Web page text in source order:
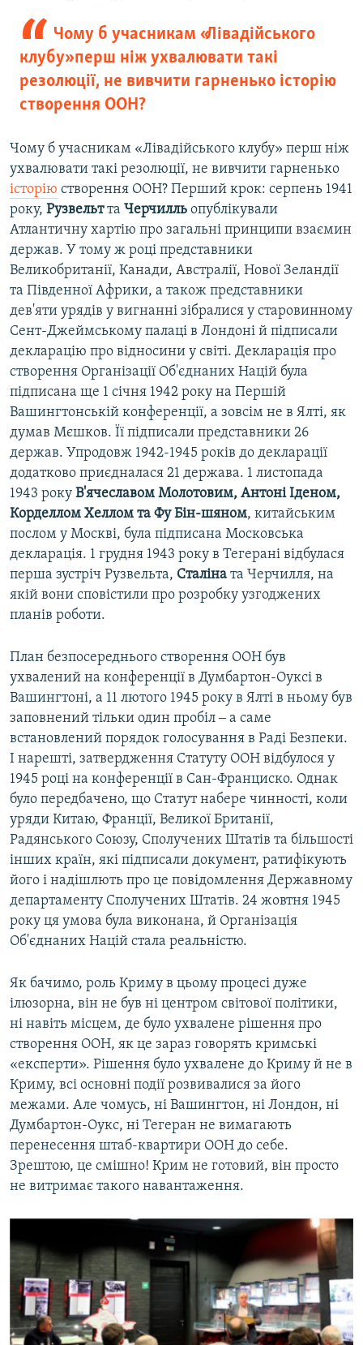
Чому б учасникам «Лівадійського
клубу» перш ніж ухвалювати такі
резолюції, не вивчити гарненько історію
створення ООН?
Чому б учасникам «Лівадійського клубу» перш ніж
ухвалювати такі резолюції, не вивчити гарненько
історію створення ООН? Перший крок: серпень 1941
року, Рузвельтта Черчилль опублікували
Атлантичну хартію про загальні принципи взаємин
держав. У тому ж році представники
Великобританії, Канади, Австралії, Нової Зеландії
та Південної Африки, а також представники
дев'яти урядів у вигнанні зібралися у старовинному
Сент-Джеймському палаці в Лондоні й підписали
декларацію про відносини у світі. Декларація про
створення Організації Об'єднаних Націй була
підписана ще 1 січня 1942 року на Першій
Вашингтонській конференції, а зовсім не в Ялті, як
думав Мєшков. Її підписали представники 26
держав. Упродовж 1942-1945 років до декларації
додатково приєдналася 21 держава. 1 листопада
1943 року В'ячеславом Молотовим, Антоні Іденом,
Корделлом Хеллом та Фу Бін-шяном, китайським
послом у Москві, була підписана Московська
декларація. 1 грудня 1943 року в Тегерані відбулася
перша зустріч Рузвельта, Сталіна та Черчилля, на
якій вони сповістили про розробку узгоджених
планів роботи.
План безпосереднього створення ООН був
ухвалений на конференції в Думбартон-Оуксі в
Вашингтоні, а 11 лютого 1945 року в Ялті в ньому був
заповнений тільки один пробіл ‒ а саме
встановлений порядок голосування в Раді Безпеки.
І нарешті, затвердження Статуту ООН відбулося у
1945 році на конференції в Сан-Франциско. Однак
було передбачено, що Статут набере чинності, коли
уряди Китаю, Франції, Великої Британії,
Радянського Союзу, Сполучених Штатів та більшості
інших країн, які підписали документ, ратифікують
його і надішлють про це повідомлення Державному
департаменту Сполучених Штатів. 24 жовтня 1945
року ця умова була виконана, й Організація
Об'єднаних Націй стала реальністю.
Як бачимо, роль Криму в цьому процесі дуже
ілюзорна, він не був ні центром світової політики,
ні навіть місцем, де було ухвалене рішення про
створення ООН, як це зараз говорять кримські
«експерти». Рішення було ухвалене до Криму й не в
Криму, всі основні події розвивалися за його
межами. Але чомусь, ні Вашингтон, ні Лондон, ні
Думбартон-Оукс, ні Тегеран не вимагають
перенесення штаб-квартири ООН до себе.
Зрештою, це смішно! Крим не готовий, він просто
не витримає такого навантаження.